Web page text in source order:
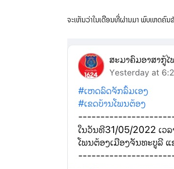
ຈະເຫັນວ່າໃນເດືອນທີ່ຜ່ານມາ ພົບເຫດຄົ